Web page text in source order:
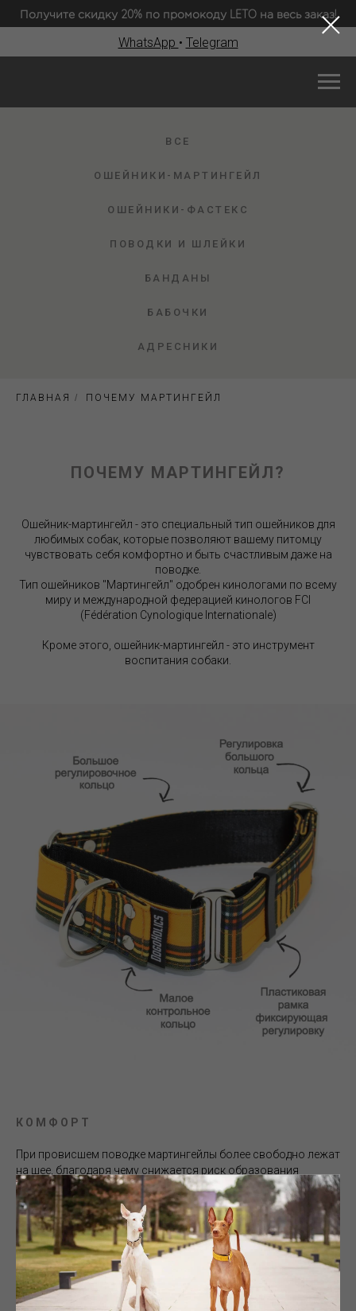
Получите скидку 20% по промокоду LETO на весь заказ!
WhatsApp • Telegram
ВСЕ
ОШЕЙНИКИ-МАРТИНГЕЙЛ
ОШЕЙНИКИ-ФАСТЕКС
ПОВОДКИ И ШЛЕЙКИ
БАНДАНЫ
БАБОЧКИ
АДРЕСНИКИ
ГЛАВНАЯ / ПОЧЕМУ МАРТИНГЕЙЛ
ПОЧЕМУ МАРТИНГЕЙЛ?
Ошейник-мартингейл - это специальный тип ошейников для
любимых собак, которые позволяют вашему питомцу
чувствовать себя комфортно и быть счастливым даже на
поводке.
Тип ошейников "Мартингейл" одобрен кинологами по всему
миру и международной федерацией кинологов FCI
(Fédération Cynologique Internationale)
Кроме этого, ошейник-мартингейл - это инструмент
воспитания собаки.
К О М Ф О Р Т
При провисшем поводке мартингейлы более свободно лежат
на шее, благодаря чему снижается риск образования
кучерявой шерсти и раздражения кожи, которые так часто
возникают при использовании тугих ошейников.
К О Н Т Р О Л Ь
Ошейники-мартингейлы дают более нежный контроль за
питомцем по сравнению с удавками, и рекомендованы
многими кинологами по всему миру для упражнений на